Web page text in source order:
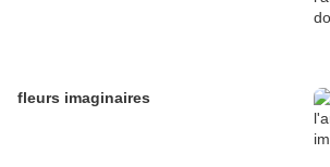
fleurs imaginaires